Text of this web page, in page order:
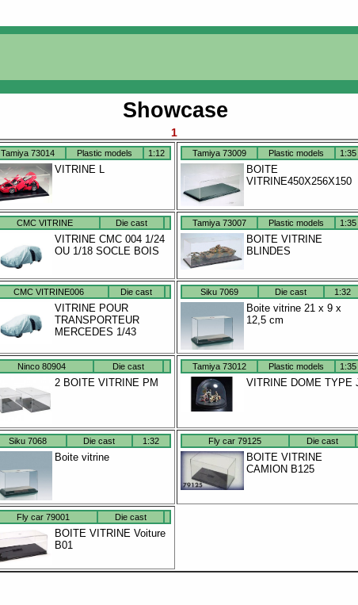
Showcase
1
Tamiya 73014 Plastic models 1:12
VITRINE L
Tamiya 73009 Plastic models 1:35
BOITE
VITRINE450X256X150
CMC VITRINE Die cast
VITRINE CMC 004 1/24
OU 1/18 SOCLE BOIS
Tamiya 73007 Plastic models 1:35
BOITE VITRINE
BLINDES
CMC VITRINE006 Die cast
VITRINE POUR
TRANSPORTEUR
MERCEDES 1/43
Siku 7069 Die cast 1:32
Boite vitrine 21 x 9 x
12,5 cm
Ninco 80904 Die cast
2 BOITE VITRINE PM
Tamiya 73012 Plastic models 1:35
VITRINE DOME TYPE
Siku 7068 Die cast 1:32
Boite vitrine
Fly car 79125 Die cast
BOITE VITRINE
CAMION B125
Fly car 79001 Die cast
BOITE VITRINE Voiture
B01